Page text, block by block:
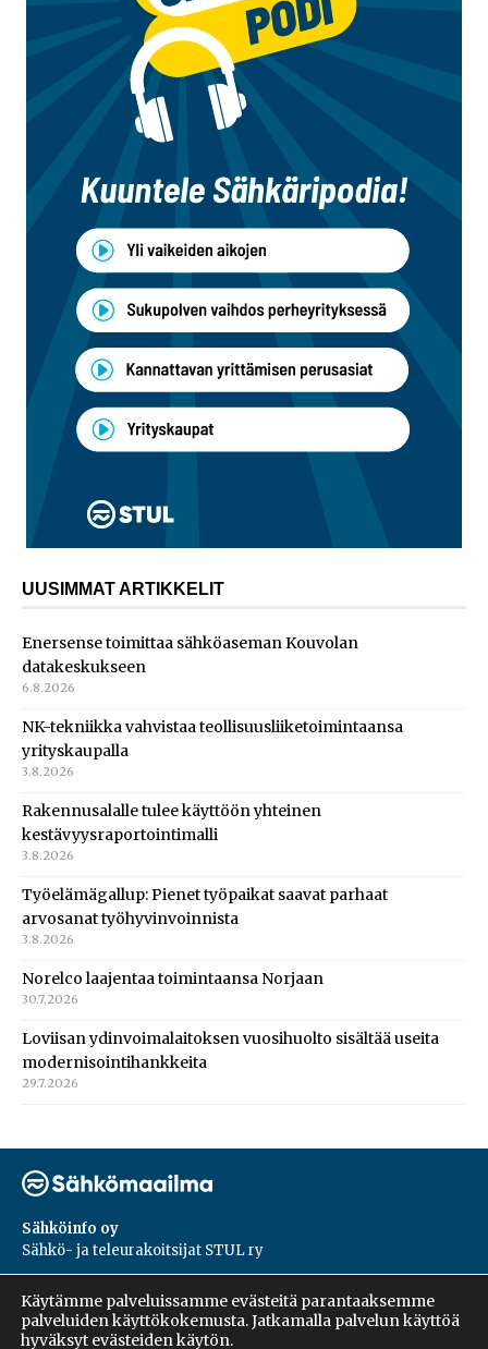
UUSIMMAT ARTIKKELIT
Enersense toimittaa sähköaseman Kouvolan
datakeskukseen
6.8.2026
NK-tekniikka vahvistaa teollisuusliiketoimintaansa
yrityskaupalla
3.8.2026
Rakennusalalle tulee käyttöön yhteinen
kestävyysraportointimalli
3.8.2026
Työelämägallup: Pienet työpaikat saavat parhaat
arvosanat työhyvinvoinnista
3.8.2026
Norelco laajentaa toimintaansa Norjaan
30.7.2026
Loviisan ydinvoimalaitoksen vuosihuolto sisältää useita
modernisointihankkeita
29.7.2026
Sähköinfo oy
Sähkö- ja teleurakoitsijat STUL ry
PL 55, 02601, Espoo
Harakantie 18 B
09 5476 1422
Käytämme palveluissamme evästeitä parantaaksemme
palveluiden käyttökokemusta. Jatkamalla palvelun käyttöä
hyväksyt evästeiden käytön.